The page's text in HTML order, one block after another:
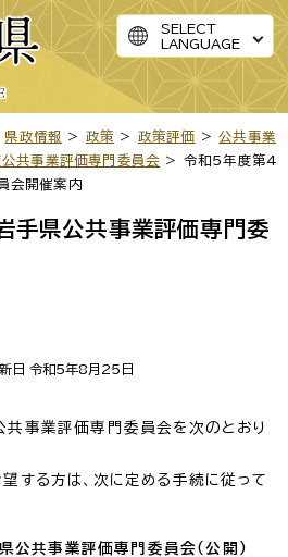
SELECT
LANGUAGE
県政情報 > 政策 > 政策評価 >公共事業
共事業評価専門委員会 > 令和5年度第4
会開催案内
手県公共事業評価専門委
日 令和5年8月25日
事業評価専門委員会を次のとおり
する方は、次に定める手続に従って
共事業評価専門委員会（公開）